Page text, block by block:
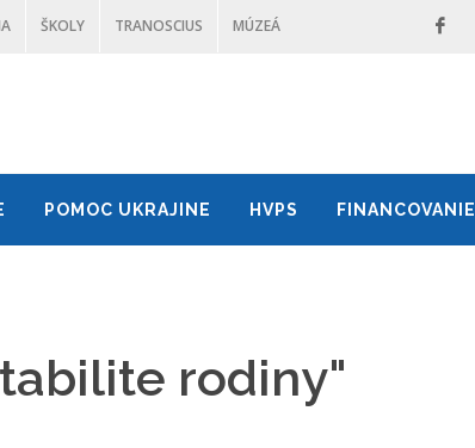
ŠKOLY TRANOSCIUS MÚZEÁ
POMOC UKRAJINE HVPS FINANCOVANIE
rodiny"